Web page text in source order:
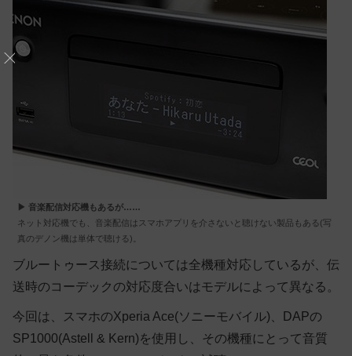
▶ 音楽配信対応機もあるが……
ネット対応機でも、音楽配信はスマホアプリを介さないと聴けない製品もある(写
真のデノン機は単体で聴ける)。
ブルートゥース接続については全機種対応しているが、伝
送時のコーデックの対応度合いはモデルによって異なる。
今回は、スマホのXperia Ace(ソニーモバイル)、DAPの
SP1000(Astell & Kern)を使用し、その機種にとって音質